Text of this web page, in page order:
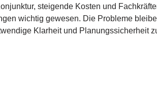
steigende Kosten und
wichtig gewesen. Die Probleme
Klarheit und Planungssicherheit